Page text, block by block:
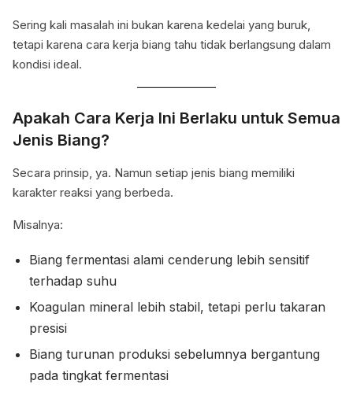
Sering kali masalah ini bukan karena kedelai yang buruk,
tetapi karena cara kerja biang tahu tidak berlangsung dalam
kondisi ideal.
Apakah Cara Kerja Ini Berlaku untuk Semua
Jenis Biang?
Secara prinsip, ya. Namun setiap jenis biang memiliki
karakter reaksi yang berbeda.
Misalnya:
Biang fermentasi alami cenderung lebih sensitif
terhadap suhu
Koagulan mineral lebih stabil, tetapi perlu takaran
presisi
Biang turunan produksi sebelumnya bergantung
pada tingkat fermentasi